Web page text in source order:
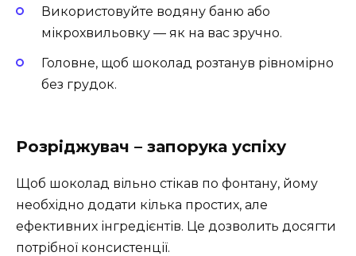
Використовуйте водяну баню або
мікрохвильовку — як на вас зручно.
Головне, щоб шоколад розтанув рівномірно
без грудок.
Розріджувач – запорука успіху
Щоб шоколад вільно стікав по фонтану, йому
необхідно додати кілька простих, але
ефективних інгредієнтів. Це дозволить досягти
потрібної консистенції.